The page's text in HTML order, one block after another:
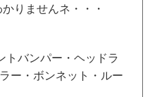
りませんネ・・・
トバンパー・ヘッドラ
ー・ボンネット・ルー